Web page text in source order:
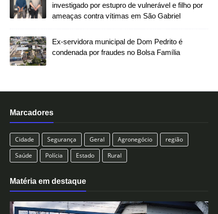
investigado por estupro de vulnerável e filho por
ameaças contra vítimas em São Gabriel
Ex-servidora municipal de Dom Pedrito é
condenada por fraudes no Bolsa Família
Marcadores
Cidade Segurança Geral Agronegócio
região
Saúde
Polícia Estado Rural
Matéria em destaque